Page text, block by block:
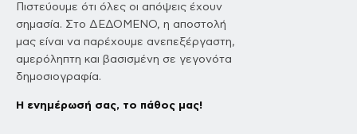
Πιστεύουμε ότι όλες οι απόψεις έχουν
σημασία. Στο ΔΕΔΟΜΕΝΟ, η αποστολή
μας είναι να παρέχουμε ανεπεξέργαστη,
αμερόληπτη και βασισμένη σε γεγονότα
δημοσιογραφία.
Η ενημέρωσή σας, το πάθος μας!